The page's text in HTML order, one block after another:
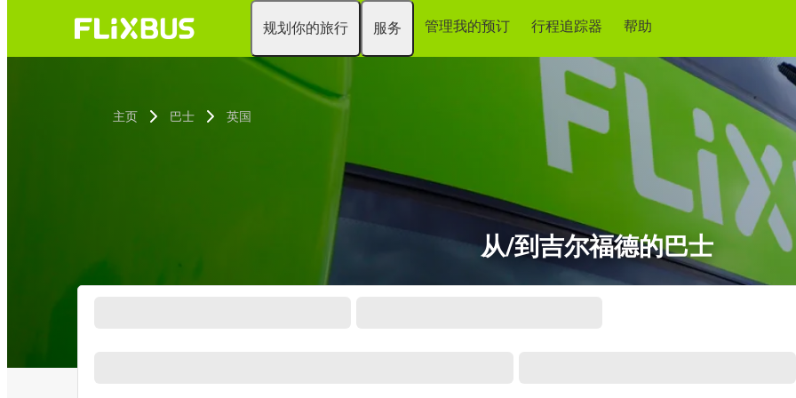
规划你的旅行 服务 管理我的预订 行程追踪器 帮助
主页 巴士 英国
从/到吉尔福德的巴士